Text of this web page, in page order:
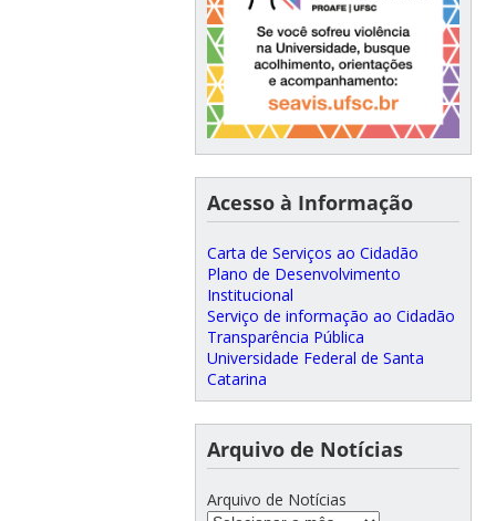
Acesso à Informação
Carta de Serviços ao Cidadão
Plano de Desenvolvimento
Institucional
Serviço de informação ao Cidadão
Transparência Pública
Universidade Federal de Santa
Catarina
Arquivo de Notícias
Arquivo de Notícias